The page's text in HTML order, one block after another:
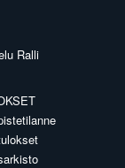
Ralli